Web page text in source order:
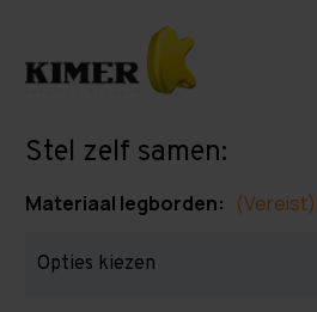
Stel zelf samen:
Materiaal legborden: (Vereist)